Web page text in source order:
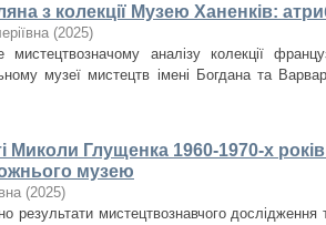
з колекції Музею Ханенків:
(2025)
мистецтвозначому аналізу колекції
музеї мистецтв імені Богдана та
Миколи Глущенка 1960-1970-х
музею
(2025)
результати мистецтвознавчого